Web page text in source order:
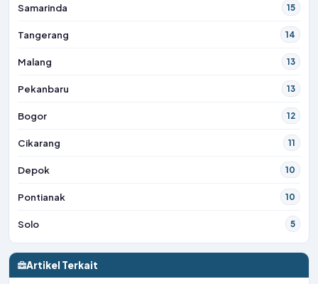
Samarinda 15
Tangerang 14
Malang 13
Pekanbaru 13
Bogor 12
Cikarang 11
Depok 10
Pontianak 10
Solo 5
Artikel Terkait